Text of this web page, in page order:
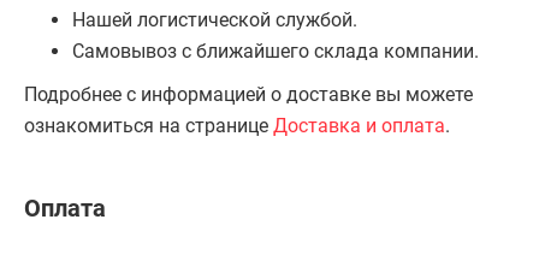
Нашей логистической службой.
Самовывоз с ближайшего склада компании.
Подробнее с информацией о доставке вы можете
ознакомиться на странице Доставка и оплата.
Оплата